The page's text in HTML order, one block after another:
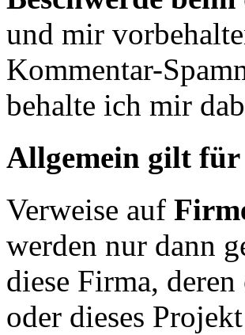
und mir
Kommentar-
behalte ich mir
Allgemein gilt
Verweise auf
werden nur dann
diese Firma,
oder dieses